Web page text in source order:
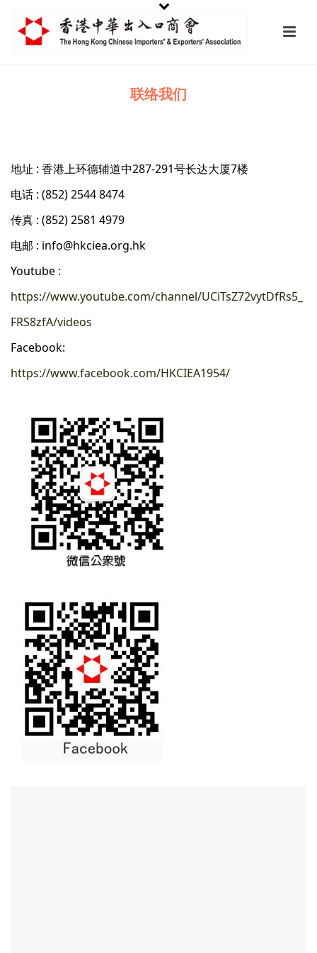
联络我们
地址 : 香港上环德辅道中287-291号长达大厦7楼
电话 : (852) 2544 8474
传真 : (852) 2581 4979
电邮 : info@hkciea.org.hk
Youtube :
https://www.youtube.com/channel/UCiTsZ72vytDfRs5_
FRS8zfA/videos
Facebook:
https://www.facebook.com/HKCIEA1954/